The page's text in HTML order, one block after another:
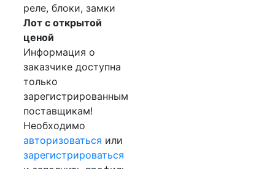
реле, блоки, замки
Лот с открытой
ценой
Информация о
заказчике доступна
только
зарегистрированным
поставщикам!
Необходимо
авторизоваться или
зарегистрироваться